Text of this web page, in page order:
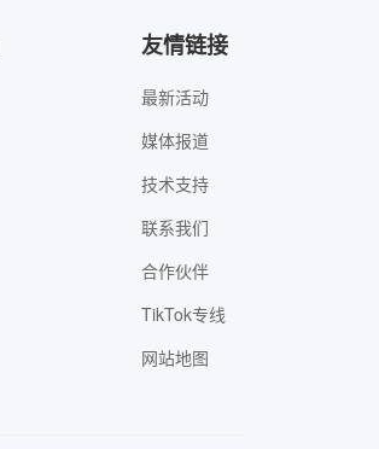
友情链接
最新活动
媒体报道
技术支持
联系我们
合作伙伴
TikTok专线
网站地图